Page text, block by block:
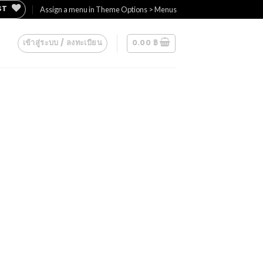
Assign a menu in Theme Options > Menus
เข้าสู่ระบบ / ลงทะเบียน 0.00 ฿